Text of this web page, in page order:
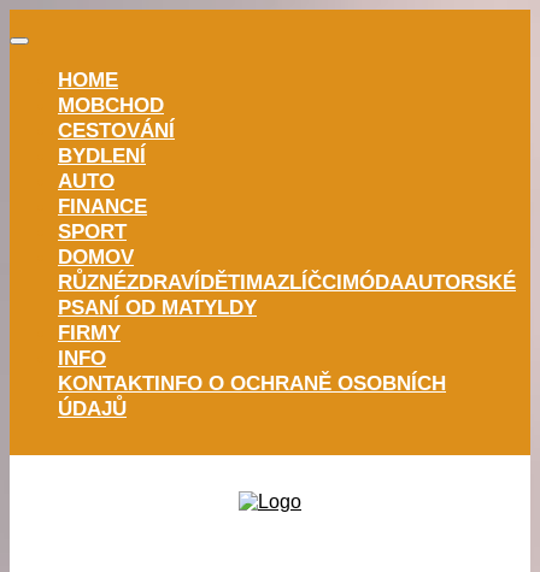
HOME
MOBCHOD
CESTOVÁNÍ
BYDLENÍ
AUTO
FINANCE
SPORT
DOMOV
RŮZNÉZDRAVÍDĚTIMAZLÍČCIMÓDAAUTORSKÉ
PSANÍ OD MATYLDY
FIRMY
INFO
KONTAKTINFO O OCHRANĚ OSOBNÍCH
ÚDAJŮ